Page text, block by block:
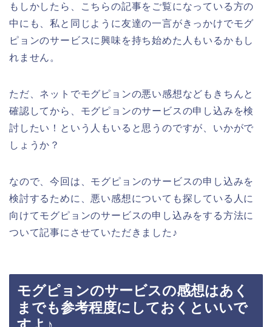
もしかしたら、こちらの記事をご覧になっている方の
中にも、私と同じように友達の一言がきっかけでモグ
ピョンのサービスに興味を持ち始めた人もいるかもし
れません。
ただ、ネットでモグピョンの悪い感想などもきちんと
確認してから、モグピョンのサービスの申し込みを検
討したい！という人もいると思うのですが、いかがで
しょうか？
なので、今回は、モグピョンのサービスの申し込みを
検討するために、悪い感想についても探している人に
向けてモグピョンのサービスの申し込みをする方法に
ついて記事にさせていただきました♪
モグピョンのサービスの感想はあく
までも参考程度にしておくといいで